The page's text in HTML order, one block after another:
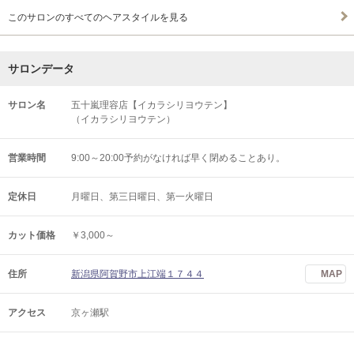
このサロンのすべてのヘアスタイルを見る
サロンデータ
サロン名
五十嵐理容店【イカラシリヨウテン】
（イカラシリヨウテン）
営業時間 9:00～20:00予約がなければ早く閉めることあり。
定休日 月曜日、第三日曜日、第一火曜日
カット価格 ￥3,000～
住所 新潟県阿賀野市上江端１７４４ MAP
アクセス 京ヶ瀬駅